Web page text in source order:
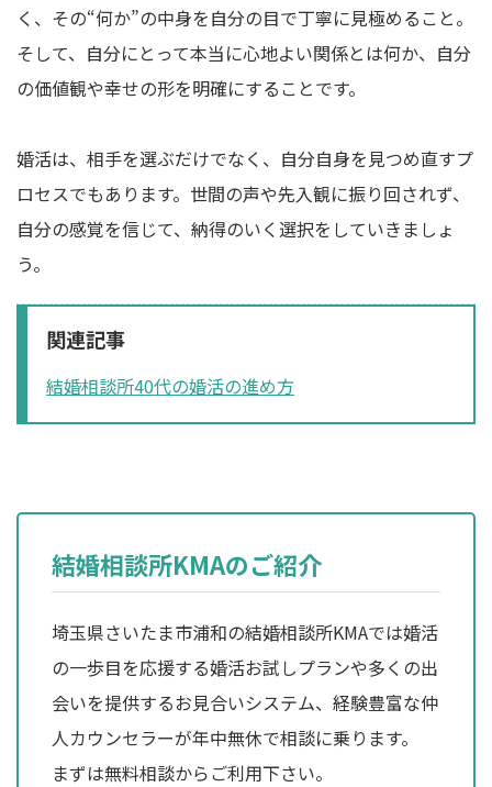
く、その“何か”の中身を自分の目で丁寧に見極めること。
そして、自分にとって本当に心地よい関係とは何か、自分
の価値観や幸せの形を明確にすることです。
婚活は、相手を選ぶだけでなく、自分自身を見つめ直すプ
ロセスでもあります。世間の声や先入観に振り回されず、
自分の感覚を信じて、納得のいく選択をしていきましょ
う。
関連記事
結婚相談所40代の婚活の進め方
結婚相談所KMAのご紹介
埼玉県さいたま市浦和の結婚相談所KMAでは婚活
の一歩目を応援する婚活お試しプランや多くの出
会いを提供するお見合いシステム、経験豊富な仲
人カウンセラーが年中無休で相談に乗ります。
まずは無料相談からご利用下さい。